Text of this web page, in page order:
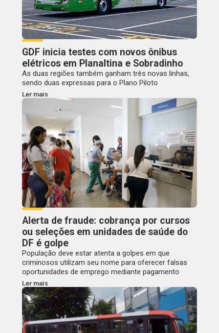
GDF inicia testes com novos ônibus
elétricos em Planaltina e Sobradinho
As duas regiões também ganham três novas linhas,
sendo duas expressas para o Plano Piloto
Ler mais
Alerta de fraude: cobrança por cursos
ou seleções em unidades de saúde do
DF é golpe
População deve estar atenta a golpes em que
criminosos utilizam seu nome para oferecer falsas
oportunidades de emprego mediante pagamento
Ler mais